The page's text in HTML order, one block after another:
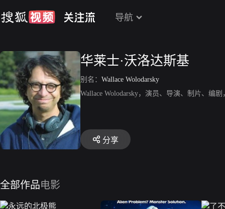
导航
华莱士·沃洛达斯基
别名： Wallace Wolodarsky
Wallace Wolodarsky，演员、导演、制片、编
分享
全部作品电影